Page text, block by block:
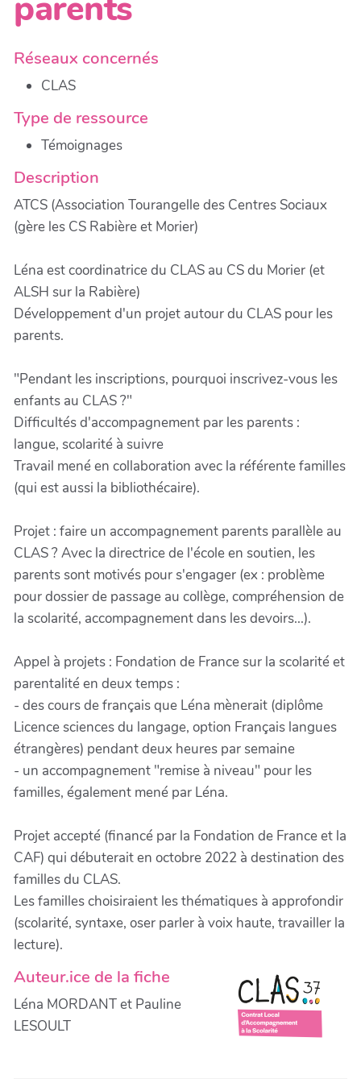
Réseaux concernés
CLAS
Type de ressource
Témoignages
Description
ATCS (Association Tourangelle des Centres Sociaux
(gère les CS Rabière et Morier)
Léna est coordinatrice du CLAS au CS du Morier (et
ALSH sur la Rabière)
Développement d'un projet autour du CLAS pour les
parents.
"Pendant les inscriptions, pourquoi inscrivez-vous les
enfants au CLAS ?"
Difficultés d'accompagnement par les parents :
langue, scolarité à suivre
Travail mené en collaboration avec la référente familles
(qui est aussi la bibliothécaire).
Projet : faire un accompagnement parents parallèle au
CLAS ? Avec la directrice de l'école en soutien, les
parents sont motivés pour s'engager (ex : problème
pour dossier de passage au collège, compréhension de
la scolarité, accompagnement dans les devoirs...).
Appel à projets : Fondation de France sur la scolarité et
parentalité en deux temps :
- des cours de français que Léna mènerait (diplôme
Licence sciences du langage, option Français langues
étrangères) pendant deux heures par semaine
- un accompagnement "remise à niveau" pour les
familles, également mené par Léna.
Projet accepté (financé par la Fondation de France et la
CAF) qui débuterait en octobre 2022 à destination des
familles du CLAS.
Les familles choisiraient les thématiques à approfondir
(scolarité, syntaxe, oser parler à voix haute, travailler la
lecture).
Auteur.ice de la fiche
Léna MORDANT et Pauline
LESOULT